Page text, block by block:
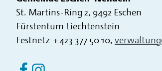
St. Martins-Ring 2, 9492 Eschen
Fürstentum Liechtenstein
Festnetz +423 377 50 10,